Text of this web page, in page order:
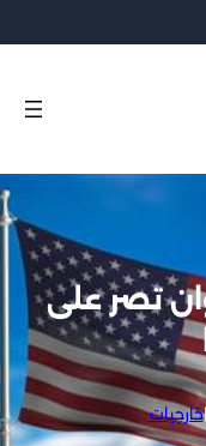
تصر على
خارجيات